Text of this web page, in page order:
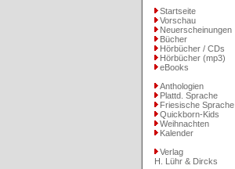
Startseite
Vorschau
Neuerscheinungen
Bücher
Hörbücher / CDs
Hörbücher (mp3)
eBooks
Anthologien
Plattd. Sprache
Friesische Sprache
Quickborn-Kids
Weihnachten
Kalender
Verlag
H. Lühr & Dircks